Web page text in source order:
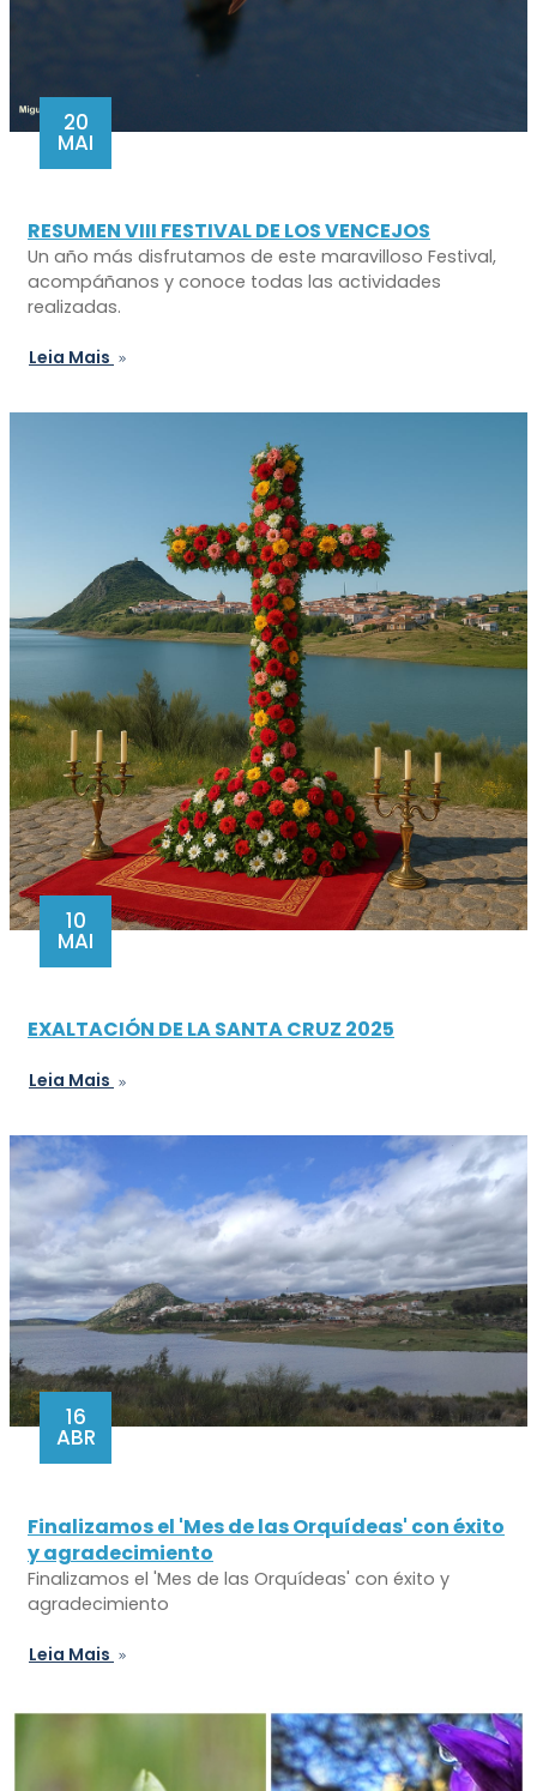
20
MAI
RESUMEN VIII FESTIVAL DE LOS VENCEJOS
Un año más disfrutamos de este maravilloso Festival,
acompáñanos y conoce todas las actividades
realizadas.
Leia Mais
10
MAI
EXALTACIÓN DE LA SANTA CRUZ 2025
Leia Mais
16
ABR
Finalizamos el 'Mes de las Orquídeas' con éxito
y agradecimiento
Finalizamos el 'Mes de las Orquídeas' con éxito y
agradecimiento
Leia Mais